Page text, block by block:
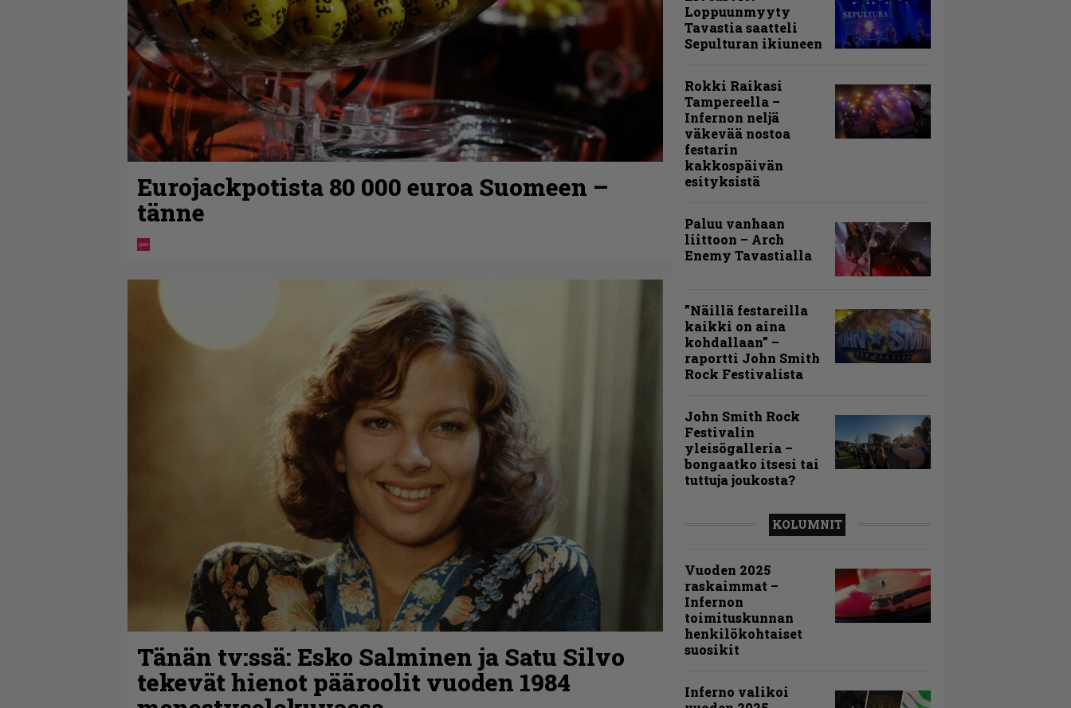
Eurojackpotista 80 000 euroa Suomeen –
tänne
Tänän tv:ssä: Esko Salminen ja Satu Silvo
tekevät hienot pääroolit vuoden 1984
Loppuunmyyty
Tavastia saatteli
Sepulturan ikiuneen
Rokki Raikasi
Tampereella –
Infernon neljä
väkevää nostoa
festarin
kakkospäivän
esityksistä
Paluu vanhaan
liittoon – Arch
Enemy Tavastialla
”Näillä festareilla
kaikki on aina
kohdallaan” –
raportti John Smith
Rock Festivalista
John Smith Rock
Festivalin
yleisögalleria –
bongaatko itsesi tai
tuttuja joukosta?
KOLUMNIT
Vuoden 2025
raskaimmat –
Infernon
toimituskunnan
henkilökohtaiset
suosikit
Inferno valikoi